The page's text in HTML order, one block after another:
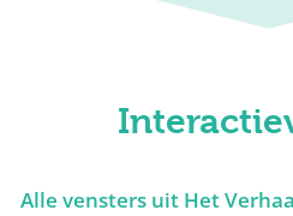
Alle vensters uit Het